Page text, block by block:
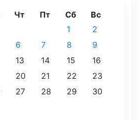
Чт Пт Сб Вс
1
2
6 7 8
9
13 14 15
16
20 21 22
23
27 28 29
30